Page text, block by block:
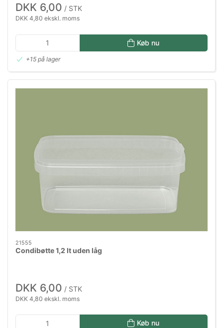
DKK 6,00 / STK
DKK 4,80 ekskl. moms
Køb nu
+15 på lager
21555
Condibøtte 1,2 lt uden låg
DKK 6,00 / STK
DKK 4,80 ekskl. moms
Køb nu